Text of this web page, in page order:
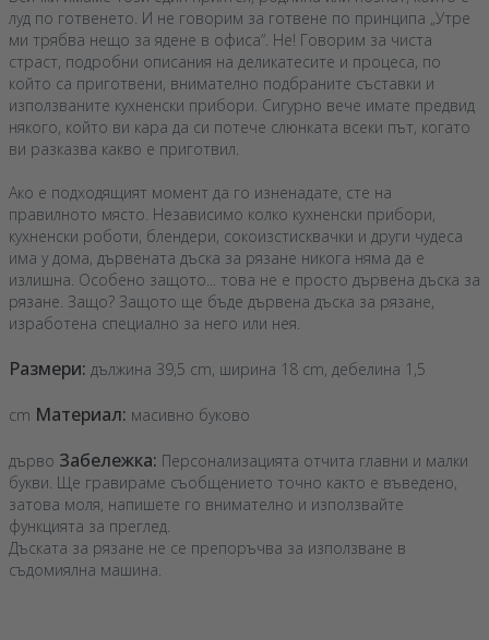
луд по готвенето. И не говорим за готвене по принципа „Утре
ми трябва нещо за ядене в офиса“. Не! Говорим за чиста
страст, подробни описания на деликатесите и процеса, по
който са приготвени, внимателно подбраните съставки и
използваните кухненски прибори. Сигурно вече имате предвид
някого, който ви кара да си потече слюнката всеки път, когато
ви разказва какво е приготвил.
Ако е подходящият момент да го изненадате, сте на
правилното място. Независимо колко кухненски прибори,
кухненски роботи, блендери, сокоизстисквачки и други чудеса
има у дома, дървената дъска за рязане никога няма да е
излишна. Особено защото... това не е просто дървена дъска за
рязане. Защо? Защото ще бъде дървена дъска за рязане,
изработена специално за него или нея.
Размери: дължина 39,5 cm, ширина 18 cm, дебелина 1,5
cm Материал: масивно буково
дърво Забележка: Персонализацията отчита главни и малки
букви. Ще гравираме съобщението точно както е въведено,
затова моля, напишете го внимателно и използвайте
функцията за преглед.
Дъската за рязане не се препоръчва за използване в
съдомиялна машина.